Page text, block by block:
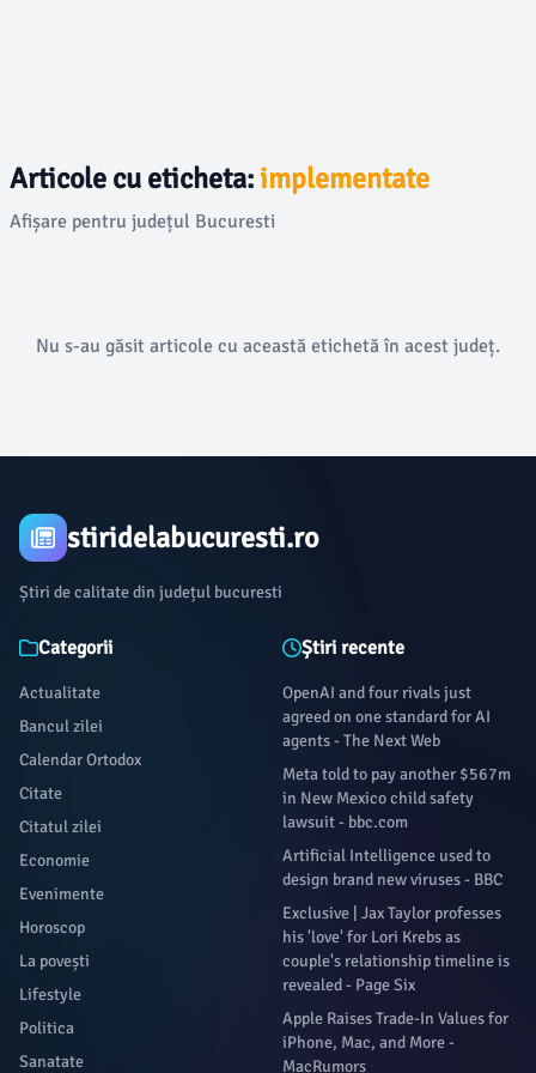
Articole cu eticheta:implementate
Afișare pentru județul Bucuresti
Nu s-au găsit articole cu această etichetă în acest județ.
stiridelabucuresti.ro
Știri de calitate din județul bucuresti
Categorii
Actualitate
Bancul zilei
Calendar Ortodox
Citate
Citatul zilei
Economie
Evenimente
Horoscop
La povești
Lifestyle
Politica
Sanatate
Știri recente
OpenAI and four rivals just
agreed on one standard for AI
agents - The Next Web
Meta told to pay another $567m
in New Mexico child safety
lawsuit - bbc.com
Artificial Intelligence used to
design brand new viruses - BBC
Exclusive | Jax Taylor professes
his 'love' for Lori Krebs as
couple's relationship timeline is
revealed - Page Six
Apple Raises Trade-In Values for
iPhone, Mac, and More -
MacRumors